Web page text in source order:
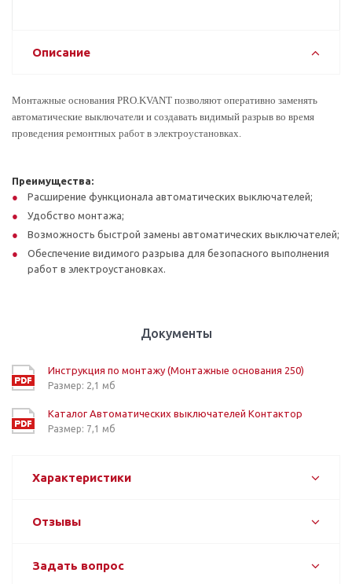
Описание
Монтажные основания PRO.KVANT позволяют оперативно заменять
автоматические выключатели и создавать видимый разрыв во время
проведения ремонтных работ в электроустановках.
Преимущества:
Расширение функционала автоматических выключателей;
Удобство монтажа;
Возможность быстрой замены автоматических выключателей;
Обеспечение видимого разрыва для безопасного выполнения
работ в электроустановках.
Документы
Инструкция по монтажу (Монтажные основания 250)
Размер: 2,1 мб
Каталог Автоматических выключателей Контактор
Размер: 7,1 мб
Характеристики
Отзывы
Задать вопрос